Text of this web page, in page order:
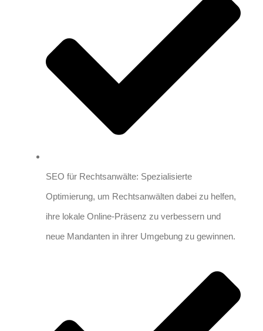
SEO für Rechtsanwälte: Spezialisierte
Optimierung, um Rechtsanwälten dabei zu helfen,
ihre lokale Online-Präsenz zu verbessern und
neue Mandanten in ihrer Umgebung zu gewinnen.